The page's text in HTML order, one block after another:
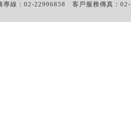
專線：02-22996858 客戶服務傳真：